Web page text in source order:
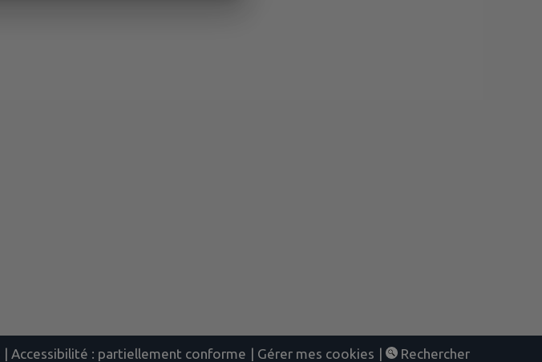
| Accessibilité : partiellement conforme | Gérer mes cookies | Rechercher